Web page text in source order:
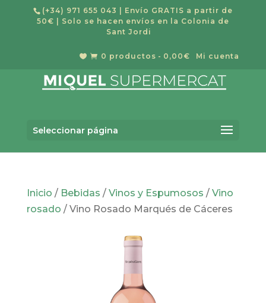
(+34) 971 655 043
| Envío GRATIS a partir de
50€ | Solo se hacen envíos en la Colonia de
Sant Jordi
Mi cuenta
  0 productos 0,00€
Seleccionar página
Inicio / Bebidas / Vinos y Espumosos / Vino
rosado / Vino Rosado Marqués de Cáceres